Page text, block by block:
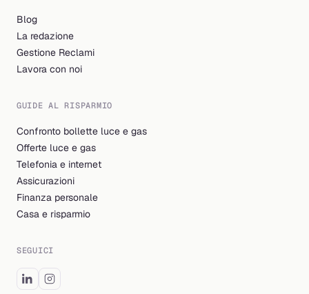
Blog
La redazione
Gestione Reclami
Lavora con noi
GUIDE AL RISPARMIO
Confronto bollette luce e gas
Offerte luce e gas
Telefonia e internet
Assicurazioni
Finanza personale
Casa e risparmio
SEGUICI